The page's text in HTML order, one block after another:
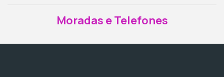
Moradas e Telefones